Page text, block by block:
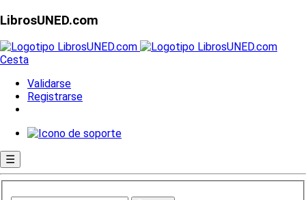
LibrosUNED.com
Cesta
Validarse
Registrarse
☰